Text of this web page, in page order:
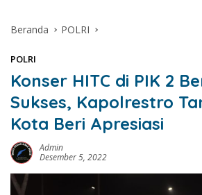
Beranda POLRI
POLRI
Konser HITC di PIK 2
Sukses, Kapolrestro
Kota Beri Apresiasi
Admin
Desember 5, 2022